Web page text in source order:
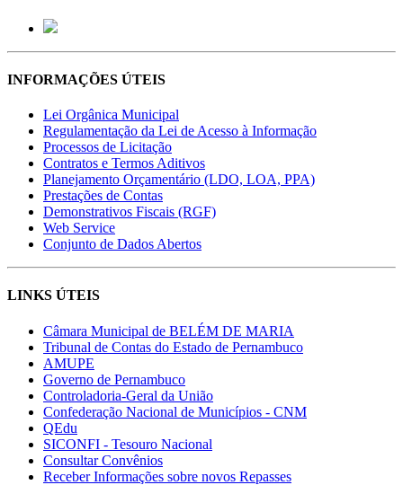
INFORMAÇÕES ÚTEIS
Lei Orgânica Municipal
Regulamentação da Lei de Acesso à Informação
Processos de Licitação
Contratos e Termos Aditivos
Planejamento Orçamentário (LDO, LOA, PPA)
Prestações de Contas
Demonstrativos Fiscais (RGF)
Web Service
Conjunto de Dados Abertos
LINKS ÚTEIS
Câmara Municipal de BELÉM DE MARIA
Tribunal de Contas do Estado de Pernambuco
AMUPE
Governo de Pernambuco
Controladoria-Geral da União
Confederação Nacional de Municípios - CNM
QEdu
SICONFI - Tesouro Nacional
Consultar Convênios
Receber Informações sobre novos Repasses